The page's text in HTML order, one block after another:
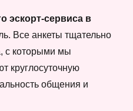
эскорт-сервиса в
Все анкеты тщательно
с которыми мы
круглосуточную
общения и